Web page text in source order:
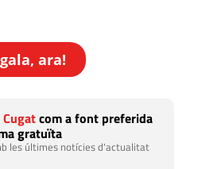
ara!
Cugatcom a font preferida
gratuïta
les últimes notícies d'actualitat